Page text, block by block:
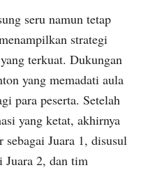
seru namun tetap
strategi
terkuat. Dukungan
yang memadati aula
para peserta. Setelah
yang ketat, akhirnya
Juara 1, disusul
Juara 2, dan tim